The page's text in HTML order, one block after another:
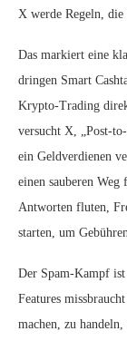
X werde Regeln,
Das markiert eine
dringen Smart
Krypto-Trading
versucht X, „Post-
ein Geldverdienen
einen sauberen
Antworten fluten,
starten, um
Der Spam-Kampf
Features
machen, zu